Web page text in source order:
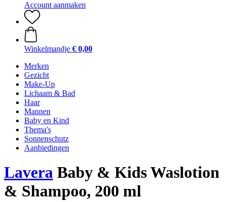
Account aanmaken
Winkelmandje € 0,00
Merken
Gezicht
Make-Up
Lichaam & Bad
Haar
Mannen
Baby en Kind
Thema's
Sonnenschutz
Aanbiedingen
Lavera Baby & Kids Waslotion
& Shampoo, 200 ml